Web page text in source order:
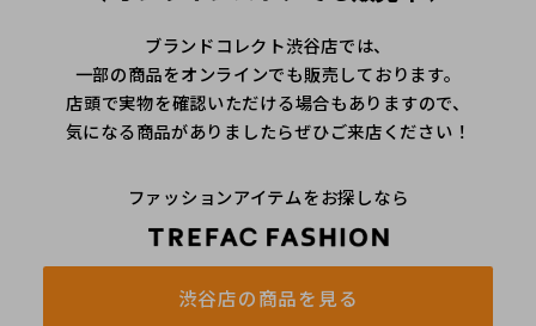
ブランドコレクト渋谷店では、
一部の商品をオンラインでも販売しております。
店頭で実物を確認いただける場合もありますので、
気になる商品がありましたらぜひご来店ください！
ファッションアイテムをお探しなら
渋谷店の商品を見る